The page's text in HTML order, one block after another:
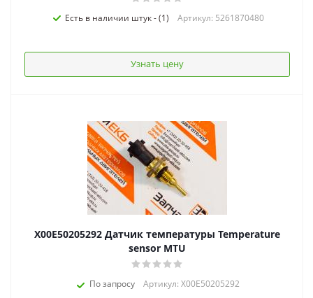
Есть в наличии штук - (1) Артикул: 5261870480
Узнать цену
X00E50205292 Датчик температуры Temperature
sensor MTU
По запросу Артикул: X00E50205292